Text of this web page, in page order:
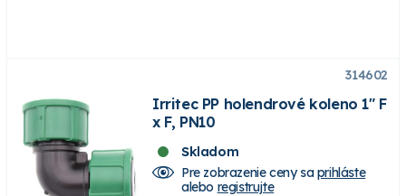
314602
Irritec PP holendrové koleno 1" F
x F, PN10
Skladom
Pre zobrazenie ceny saprihláste
alebo registrujte